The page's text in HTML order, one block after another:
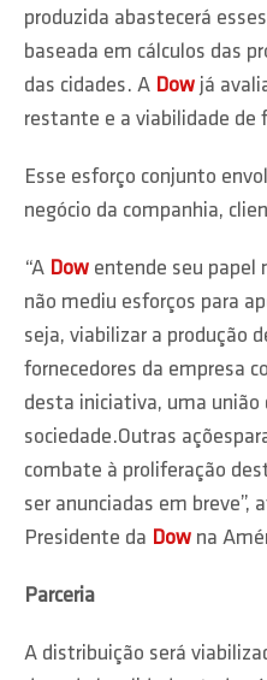
produzida abastecerá
baseada em cálculos das
das cidades. A Dow já
restante e a viabilidade de
Esse esforço conjunto
negócio da companhia,
“A Dow entende seu papel
não mediu esforços para
seja, viabilizar a produção
fornecedores da empresa
desta iniciativa, uma união
sociedade.Outras
combate à proliferação
ser anunciadas em breve”,
Presidente da Dow na
Parceria
A distribuição será